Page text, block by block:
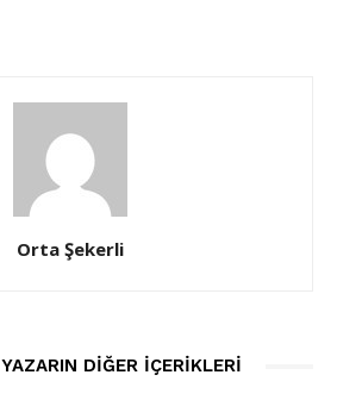
Orta Şekerli
YAZARIN DIĞER İÇERIKLERI